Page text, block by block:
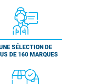
SÉLECTION DE
DE 160 MARQUES